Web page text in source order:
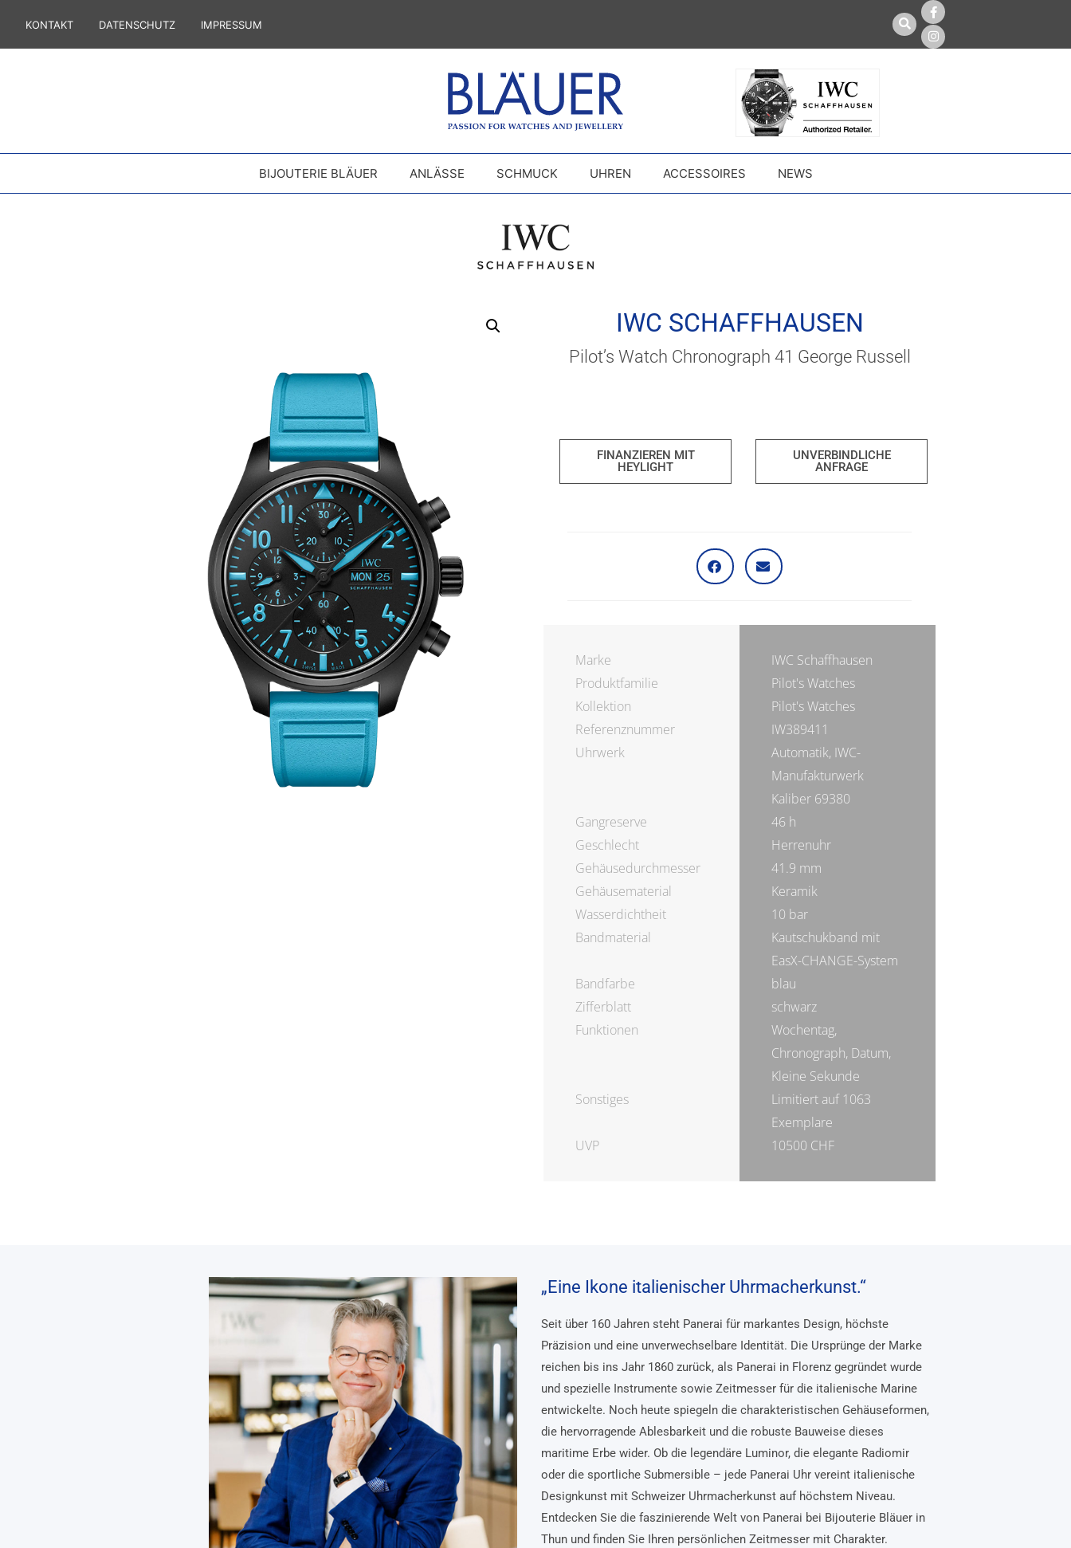
KONTAKT DATENSCHUTZ IMPRESSUM
BIJOUTERIE BLÄUER ANLÄSSE SCHMUCK UHREN ACCESSOIRES NEWS
IWC SCHAFFHAUSEN
Pilot’s Watch Chronograph 41 George Russell
FINANZIEREN MIT
HEYLIGHT
UNVERBINDLICHE
ANFRAGE
Marke
IWC Schaffhausen
Produktfamilie
Pilot's Watches
Kollektion
Pilot's Watches
Referenznummer
IW389411
Uhrwerk
Automatik, IWC-
Manufakturwerk
Kaliber 69380
Gangreserve
46 h
Geschlecht
Herrenuhr
Gehäusedurchmesser
41.9 mm
Gehäusematerial
Keramik
Wasserdichtheit
10 bar
Bandmaterial
Kautschukband mit
EasX-CHANGE-System
Bandfarbe
blau
Zifferblatt
schwarz
Funktionen
Wochentag,
Chronograph, Datum,
Kleine Sekunde
Sonstiges
Limitiert auf 1063
Exemplare
UVP
10500 CHF
„Eine Ikone italienischer Uhrmacherkunst.“
Seit über 160 Jahren steht Panerai für markantes Design, höchste
Präzision und eine unverwechselbare Identität. Die Ursprünge der Marke
reichen bis ins Jahr 1860 zurück, als Panerai in Florenz gegründet wurde
und spezielle Instrumente sowie Zeitmesser für die italienische Marine
entwickelte. Noch heute spiegeln die charakteristischen Gehäuseformen,
die hervorragende Ablesbarkeit und die robuste Bauweise dieses
maritime Erbe wider. Ob die legendäre Luminor, die elegante Radiomir
oder die sportliche Submersible – jede Panerai Uhr vereint italienische
Designkunst mit Schweizer Uhrmacherkunst auf höchstem Niveau.
Entdecken Sie die faszinierende Welt von Panerai bei Bijouterie Bläuer in
Thun und finden Sie Ihren persönlichen Zeitmesser mit Charakter.